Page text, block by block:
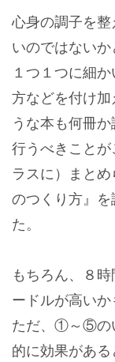
心身の調子を
いのではないか
１つ１つに細
方などを付け加
うな本も何冊
行うべきこと
ラスに）まと
のつくり方』
た。
もちろん、８
ードルが高いか
ただ、①～⑤の
的に効果がある